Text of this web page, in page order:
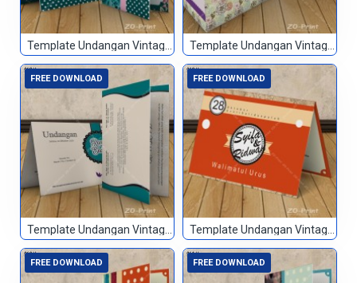
FREE DOWNLOAD FREE DOWNLOAD
FREE DOWNLOAD FREE DOWNLOAD